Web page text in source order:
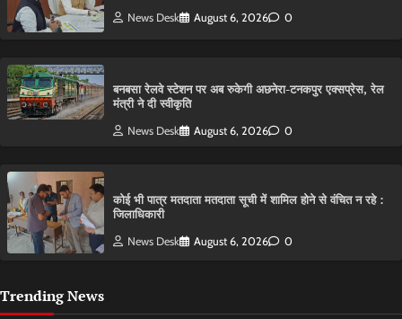
News Desk August 6, 2026 0
बनबसा रेलवे स्टेशन पर अब रुकेगी अछनेरा-टनकपुर एक्सप्रेस, रेल
मंत्री ने दी स्वीकृति
News Desk August 6, 2026 0
कोई भी पात्र मतदाता मतदाता सूची में शामिल होने से वंचित न रहे :
जिलाधिकारी
News Desk August 6, 2026 0
Trending News